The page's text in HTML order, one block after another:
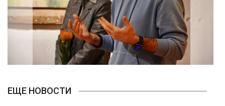
ЕЩЕ НОВОСТИ